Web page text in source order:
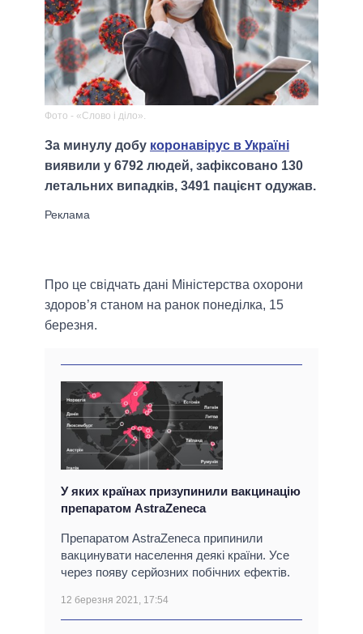
Фото - «Слово і діло».
За минулу добу коронавірус в Україні
виявили у 6792 людей, зафіксовано 130
летальних випадків, 3491 пацієнт одужав.
Про це свідчать дані Міністерства охорони
здоров’я станом на ранок понеділка, 15
березня.
У яких країнах призупинили вакцинацію
препаратом AstraZeneca
Препаратом AstraZeneca припинили
вакцинувати населення деякі країни. Усе
через появу серйозних побічних ефектів.
12 березня 2021, 17:54